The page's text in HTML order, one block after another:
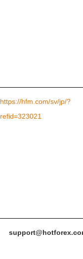
https://hfm.com/sv/jp/?
refid=323021